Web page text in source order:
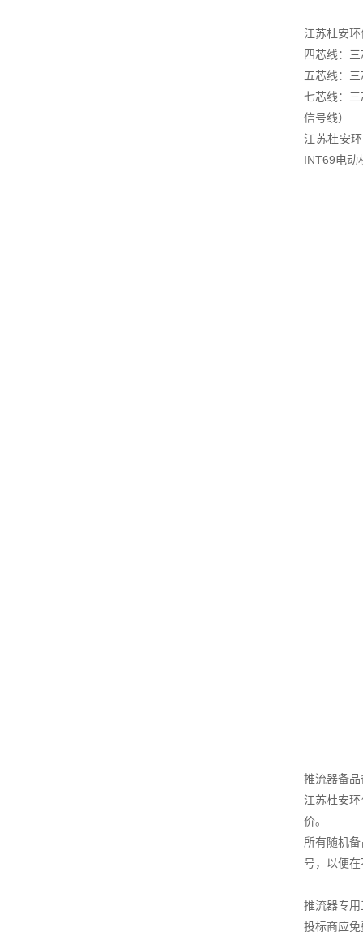
江苏杜安
四芯线：
五芯线：
七芯线：
信号线）
江苏杜安
INT69电动
推流器备品
江苏杜安
价。
所有随机
号，以便
推流器专用
投标商应